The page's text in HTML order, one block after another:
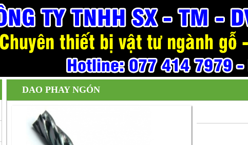
DAO PHAY NGÓN